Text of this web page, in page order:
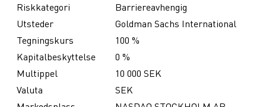
Riskkategori
Barriereavhengig
Utsteder
Goldman Sachs International
Tegningskurs
100 %
Kapitalbeskyttelse
0 %
Multippel
10 000 SEK
Valuta
SEK